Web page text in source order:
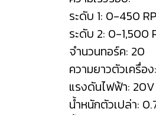
ระดับ 1: 0-450
ระดับ 2: 0-1,500
จำนวนทอร์ค: 20
ความยาวตัวเครื่อ
แรงดันไฟฟ้า: 20V
น้ำหนักตัวเปล่า: